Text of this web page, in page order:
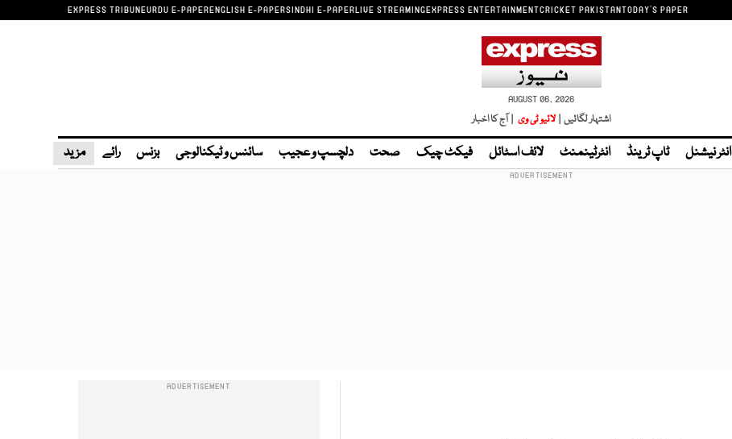
EXPRESS TRIBUNEURDU E-PAPERENGLISH E-PAPERSINDHI E-PAPERLIVE STREAMINGEXPRESS ENTERTAINMENTCRICKET PAKISTANTODAY'S PAPER
AUGUST 06, 2026
اشتہار لگائیں | لائیو ٹی وی | آج کا اخبار
انٹر نیشنل ٹاپ ٹرینڈ انٹرٹینمنٹ لائف اسٹائل فیکٹ چیک صحت دلچسپ و عجیب سائنس و ٹیکنالوجی بزنس رائے مزید